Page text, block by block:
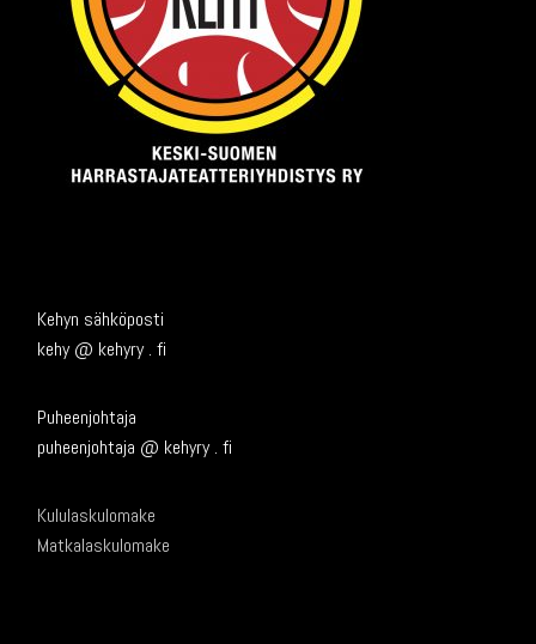
Kehyn sähköposti
kehy @ kehyry . fi
Puheenjohtaja
puheenjohtaja @ kehyry . fi
Kululaskulomake
Matkalaskulomake